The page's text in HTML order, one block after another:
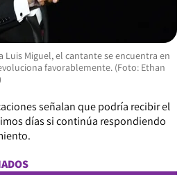
Luis Miguel, el cantante se encuentra en
favorablemente. (Foto: Ethan
señalan que podría recibir el
días si continúa respondiendo